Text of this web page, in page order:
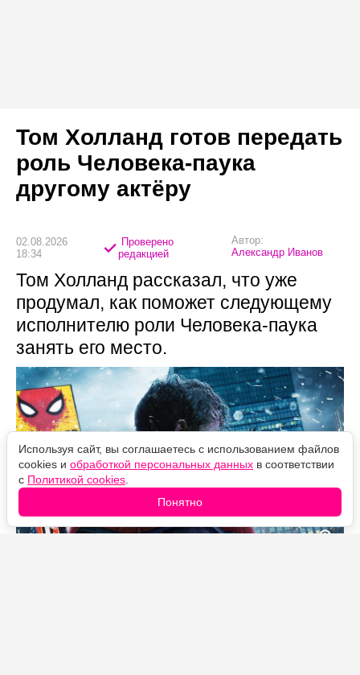
Том Холланд готов передать
роль Человека-паука
другому актёру
02.08.2026
18:34
Проверено
редакцией
Автор:
Александр Иванов
Том Холланд рассказал, что уже
продумал, как поможет следующему
исполнителю роли Человека-паука
занять его место.
Используя сайт, вы соглашаетесь с использованием файлов
cookies и обработкой персональных данных в соответствии
с Политикой cookies
Понятно